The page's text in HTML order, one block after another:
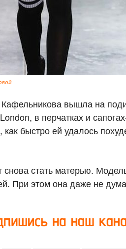
вышла на
в перчатках и
быстро ей удалось
снова стать матерью.
При этом она даже не